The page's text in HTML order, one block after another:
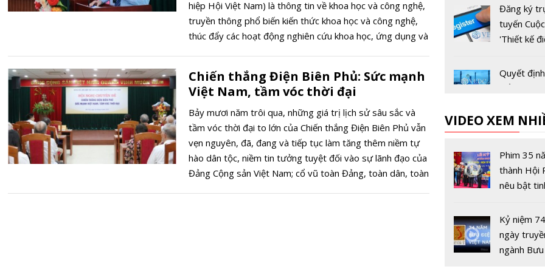
hiệp Hội Việt Nam) là thông tin về khoa học và công nghệ,
truyền thông phổ biến kiến thức khoa học và công nghệ,
thúc đẩy các hoạt động nghiên cứu khoa học, ứng dụng và
học và công nghệ Việt Nam...
Chiến thắng Điện Biên Phủ: Sức mạnh
Việt Nam, tầm vóc thời đại
Bảy mươi năm trôi qua, những giá trị lịch sử sâu sắc và
tầm vóc thời đại to lớn của Chiến thắng Điện Biên Phủ vẫn
vẹn nguyên, đã, đang và tiếp tục làm tăng thêm niềm tự
hào dân tộc, niềm tin tưởng tuyệt đối vào sự lãnh đạo của
Đảng Cộng sản Việt Nam; cổ vũ toàn Đảng, toàn dân, toàn
Đăng ký
tuyến
'Thiết kế
Quyết
Tổ chức
Việt Nam"
đề Cuộc
tổ chức
ATC 2026
VIDEO XEM
Phim 35
thành Hội
nêu bật
sáng tạo
những
Vô tuyến -
Kỷ niệm
ngày
ngành